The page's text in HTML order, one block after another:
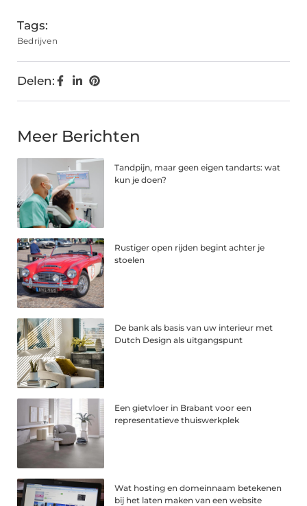
Tags:
Bedrijven
Delen:
Meer Berichten
Tandpijn, maar geen eigen tandarts: wat
kun je doen?
Rustiger open rijden begint achter je
stoelen
De bank als basis van uw interieur met
Dutch Design als uitgangspunt
Een gietvloer in Brabant voor een
representatieve thuiswerkplek
Wat hosting en domeinnaam betekenen
bij het laten maken van een website